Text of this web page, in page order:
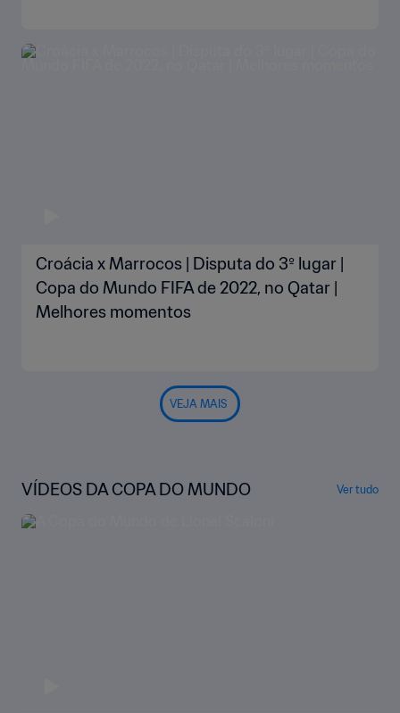
Croácia x Marrocos | Disputa do 3º lugar |
Copa do Mundo FIFA de 2022, no Qatar |
Melhores momentos
VEJA MAIS
VÍDEOS DA COPA DO MUNDO Ver tudo